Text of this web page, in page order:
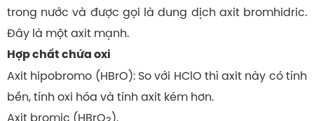
trong nước và được gọi là dung dịch axit bromhidric.
Đây là một axit mạnh.
Hợp chất chứa oxi
Axit hipobromo (HBrO): So với HClO thì axit này có tính
bền, tính oxi hóa và tính axit kém hơn.
Axit bromic (HBrO ).